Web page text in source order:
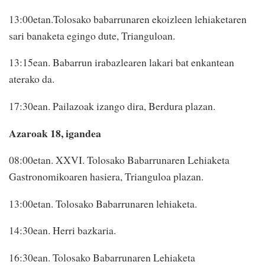
13:00etan.Tolosako babarrunaren ekoizleen lehiaketaren
sari banaketa egingo dute, Trianguloan.
13:15ean. Babarrun irabazlearen lakari bat enkantean
aterako da.
17:30ean. Pailazoak izango dira, Berdura plazan.
Azaroak 18, igandea
08:00etan. XXVI. Tolosako Babarrunaren Lehiaketa
Gastronomikoaren hasiera, Trianguloa plazan.
13:00etan. Tolosako Babarrunaren lehiaketa.
14:30ean. Herri bazkaria.
16:30ean. Tolosako Babarrunaren Lehiaketa